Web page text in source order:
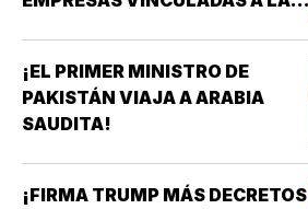
¡EL PRIMER MINISTRO DE
PAKISTÁN VIAJA A ARABIA
SAUDITA!
¡FIRMA TRUMP MÁS DECRETOS